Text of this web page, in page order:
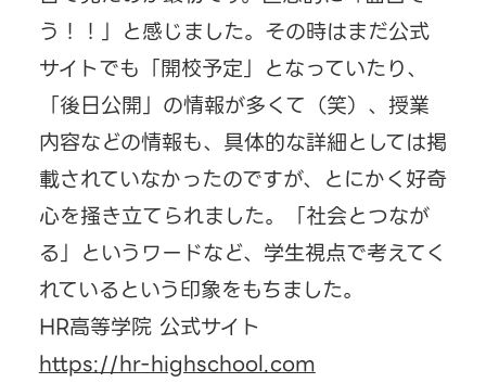
う！！」と感じました。その時はまだ公式
サイトでも「開校予定」となっていたり、
「後日公開」の情報が多くて（笑）、授業
内容などの情報も、具体的な詳細としては掲
載されていなかったのですが、とにかく好奇
心を掻き立てられました。「社会とつなが
る」というワードなど、学生視点で考えてく
れているという印象をもちました。
HR高等学院 公式サイト
https://hr-highschool.com